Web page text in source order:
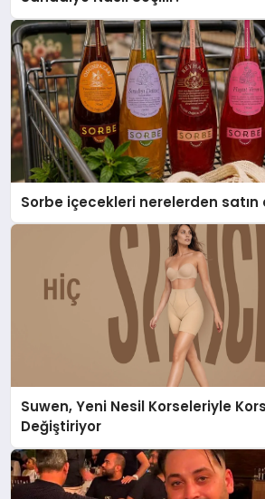
Sorbe içecekleri nerelerden satın
Suwen, Yeni Nesil Korseleriyle
Değiştiriyor